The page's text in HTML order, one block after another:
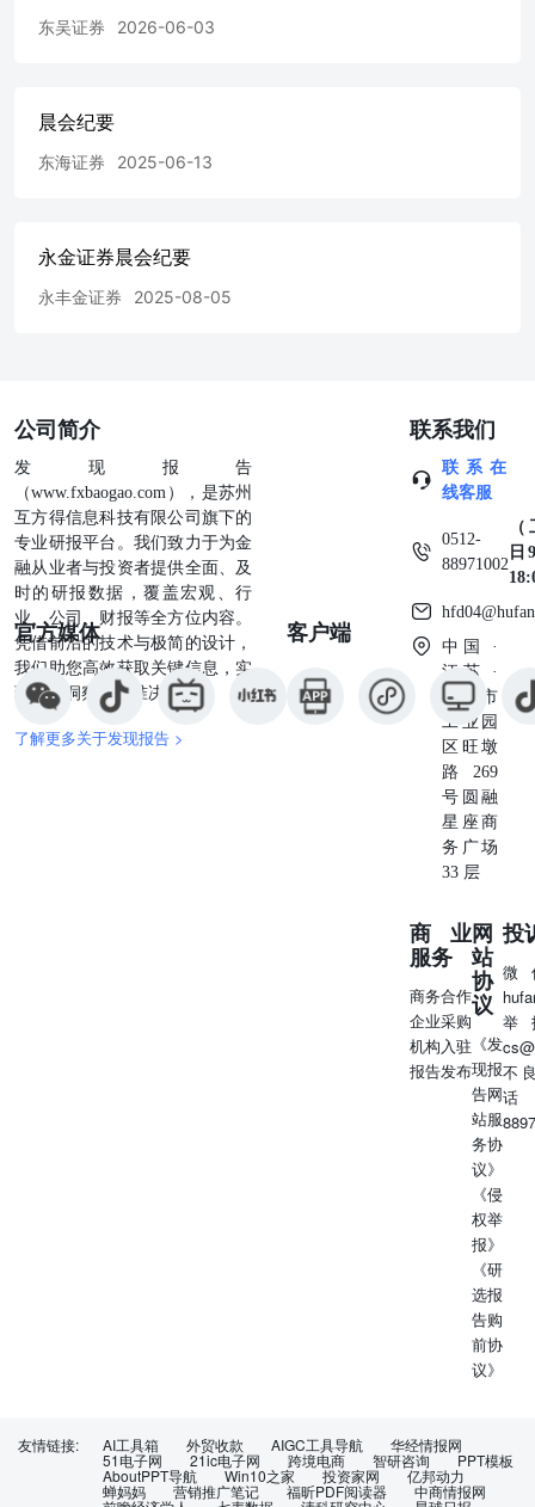
【重点推荐】 行业与公司 长江电力(600900.SH)深度报告:
还从事投融资、抽水蓄能、智慧综合能源、新能源和配售电
5座，目前境内运营管理六座梯级电站，在长江干流水电装
收益平滑业绩。公司多年来逐步收购三峡集团旗下的水电资
产，装机规模增长是业绩提升的核心驱动力。2023年乌白两
流支撑高分红高股息。公司享受成熟水电站带来的充沛现金
流及高利润，近10年经营净现金流维持在归母净利润的1.4-
2倍左右。2016-2025年公司在章程中承诺高分红，2016年以
来现金分红占归母净利润比重为61%~94%，近三年公司股
息率稳定在3.6%以上。 电价提升、财务费用及折旧减少、
风光储一体化发展是公司业绩核心增长点。短期看，乌白电
站外输高电价已确定，公司市场化电量和高电价电量占比有
望提升，进而带动综合电价上行。中期看，随着水电站持续
运营，机组折旧陆续到期、财务费用逐渐减少，公司现金流
和净利润有望逐渐抬升。长期看，公司积极筹划“水风光储
一体化”项目开发，或将成为新的业绩增长点。 全球降息预
期背景下公司的防御属性更加凸显，配置价值提升。我国处
于低利率阶段，一方面，低利率有助于公司降低融资成本并
节约财务费用；另一方面，低利率也可通过降低WACC提升
公司内在价值。在全球弱宏观环境且有降息预期背景下，我
们认为公司凭借稳健增长的业绩、高分红承诺和高兑现预期
的优势，预计对投资者有持续较强吸引力。 盈利预测与估
值：考虑2023年来水偏枯对业绩造成不利影响，我们下调盈
利预测，预计2023-2025年EPS为1.12/1.40/1.49元（前值为
元/股，较目前股价有15%-22%的溢价空间，维持“买入”评
级。 风险提示：来水不及预期，电价有所下降，政策变
化。 证券分析师：黄秀杰（S0980521060002）、郑汉林
（S0980522090003）、李依琳（S0980521070002）联系
人：崔佳诚 华润啤酒(00291.HK)海外公司深度报告:国内
啤酒龙头，续战高端、降本增效 公司主营啤酒业务，啤酒
销量全国领先。华润啤酒是国内最大的啤酒制造商，旗下拥
有“雪花”、“喜力”等知名啤酒品牌，2022年公司实现啤酒销
量1109.6万吨，销量位列国内啤酒市场第一，约占国内啤酒
市场三成份额。2021年公司开始布局白酒业务，目前白酒业
务收入与利润贡献尚小，啤酒业务仍是公司核心支柱。目前
20%/30%/50%，中、低档产品销量占比相对较大。公司在
2017年明确提出高端化发展战略，开启转型升级之路，此后
通过升级产品结构以及关闭低效工厂、优化组织结构等举措
实现盈利能力显著改善，利润快速增长。 啤酒行业存量竞
争，龙头引领行业高端化发展。2013年啤酒行业销量达到顶
峰，此后逐步回落，啤酒行业存量竞争特点愈发突出，销售
战略重心从销售体量向增长质量转移，行业迈入高端化发展
新时期。2017年至今啤酒行业竞争格局边际改善，啤酒企业
盈利能力明显提升，利润较快增长。对比海外成熟市场，目
东吴证券 2026-06-03
晨会纪要
东海证券 2025-06-13
永金证券晨会纪要
永丰金证券 2025-08-05
公司简介
发现报告
（www.fxbaogao.com），是苏州
互方得信息科技有限公司旗下的
专业研报平台。我们致力于为金
融从业者与投资者提供全面、及
时的研报数据，覆盖宏观、行
业、公司、财报等全方位内容。
凭借前沿的技术与极简的设计，
我们助您高效获取关键信息，实
现深度洞察与精准决策。
了解更多关于发现报告 >
官方媒体 客户端
联系我们
联系在
线客服
0512-
88971002
日
中国 ·
江苏 ·
苏州市
工业园
区旺墩
路269
号圆融
星座商
务广场
33 层
商业
服务
商务合作
企业采购
机构入驻
报告发布
网
站
协
议
《发
现报
告网
站服
务协
议》
《侵
权举
报》
《研
选报
告购
前协
议》
投
微
举
不
友情链接: AI工具箱 外贸收款 AIGC工具导航 华经情报网
51电子网 21ic电子网 跨境电商 智研咨询 PPT模板
AboutPPT导航 Win10之家 投资家网 亿邦动力
蝉妈妈 营销推广笔记 福昕PDF阅读器 中商情报网